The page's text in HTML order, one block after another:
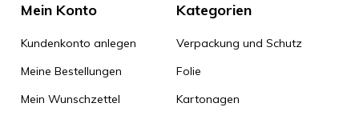
Mein Konto
Kundenkonto anlegen
Meine Bestellungen
Mein Wunschzettel
Kategorien
Verpackung und Schutz
Folie
Kartonagen